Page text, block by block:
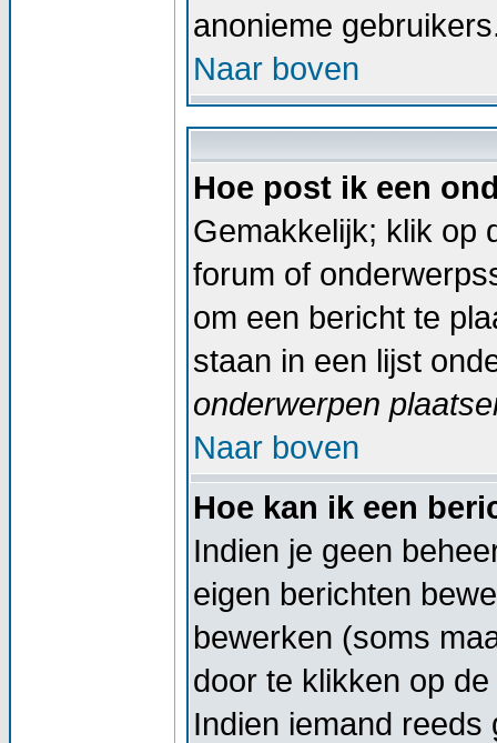
anonieme
Naar boven
Hoe post ik een
Gemakkelijk; klik op
forum of
om een bericht te
staan in een lijst
onderwerpen
Naar boven
Hoe kan ik een
Indien je geen
eigen berichten
bewerken (soms
door te klikken op de
Indien iemand